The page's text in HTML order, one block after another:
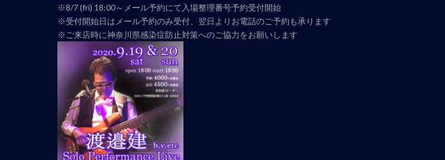
※8/7 (fri) 18:00～メール予約にて入場整理番号予約受付開始
※受付開始日はメール予約のみ受付、翌日よりお電話のご予約も承ります
※ご来店時に神奈川県感染症防止対策へのご協力をお願いします